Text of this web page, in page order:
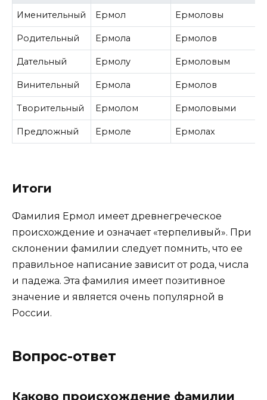
Именительный Ермол Ермоловы
Родительный Ермола Ермолов
Дательный Ермолу Ермоловым
Винительный Ермола Ермолов
Творительный Ермолом Ермоловыми
Предложный Ермоле Ермолах
Итоги
Фамилия Ермол имеет древнегреческое
происхождение и означает «терпеливый». При
склонении фамилии следует помнить, что ее
правильное написание зависит от рода, числа
и падежа. Эта фамилия имеет позитивное
значение и является очень популярной в
России.
Вопрос-ответ
Каково происхождение фамилии